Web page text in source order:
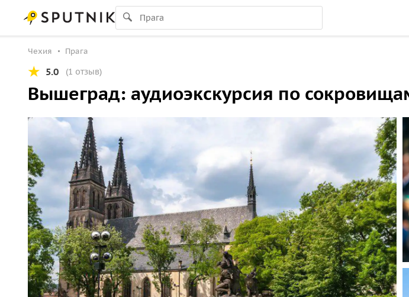
Чехия Прага
5.0 (1 отзыв)
Вышеград: аудиоэкскурсия по